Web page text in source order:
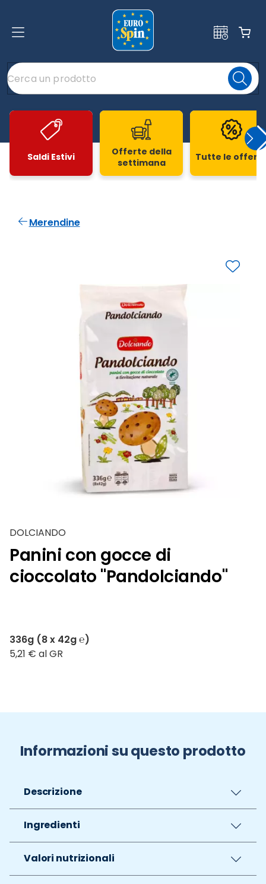
Saldi Estivi
Offerte della
settimana
Tutte le
Merendine
DOLCIANDO
Panini con gocce di
cioccolato "Pandolciando"
336g (8 x 42g ℮)
5,21 € al GR
Informazioni su questo prodotto
Descrizione
Ingredienti
Valori nutrizionali